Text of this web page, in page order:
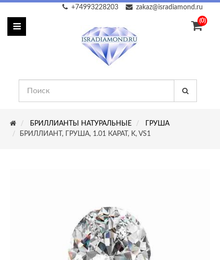
zakaz@isradiamond.ru
+74993228203
(0)
БРИЛЛИАНТЫ НАТУРАЛЬНЫЕ
ГРУША
БРИЛЛИАНТ, ГРУША, 1.01 КАРАТ, K, VS1